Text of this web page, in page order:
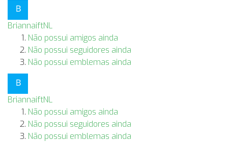
BriannaiftNL
Não possui amigos ainda
Não possui seguidores ainda
Não possui emblemas ainda
BriannaiftNL
Não possui amigos ainda
Não possui seguidores ainda
Não possui emblemas ainda